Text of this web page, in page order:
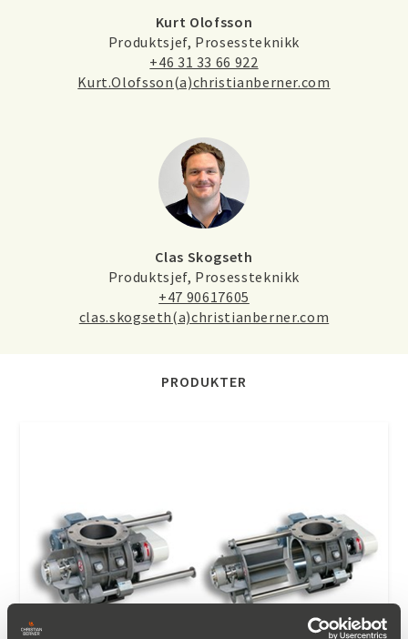
Kurt Olofsson
Produktsjef, Prosessteknikk
+46 31 33 66 922
Kurt.Olofsson(a)christianberner.com
Clas Skogseth
Produktsjef, Prosessteknikk
+47 90617605
clas.skogseth(a)christianberner.com
PRODUKTER